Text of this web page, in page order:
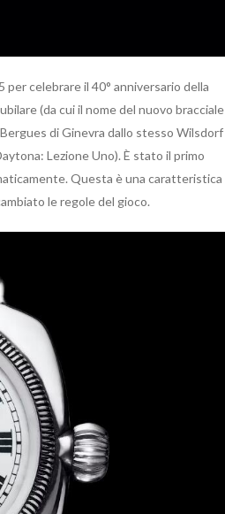
celebrare il 40° anniversario della
(da cui il nome del nuovo bracciale
di Ginevra dallo stesso Wilsdorf
Lezione Uno). È stato il primo
Questa è una caratteristica
le regole del gioco.